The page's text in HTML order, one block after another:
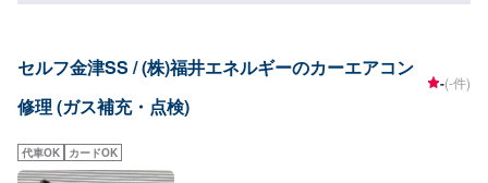
セルフ金津SS / (株)福井エネルギーのカーエアコン
修理 (ガス補充・点検)
-(-件)
代車OK カードOK